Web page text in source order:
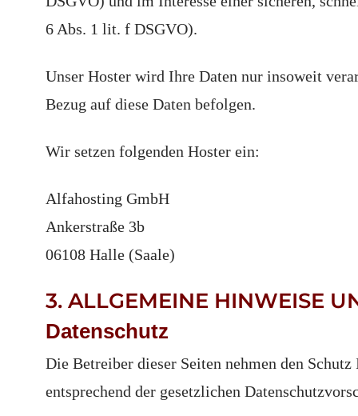
6 Abs. 1 lit. f DSGVO).
Unser Hoster wird Ihre Daten nur insoweit
Bezug auf diese Daten befolgen.
Wir setzen folgenden Hoster ein:
Alfahosting GmbH
Ankerstraße 3b
06108 Halle (Saale)
3. ALLGEMEINE HINWEISE
Datenschutz
Die Betreiber dieser Seiten nehmen den
entsprechend der gesetzlichen